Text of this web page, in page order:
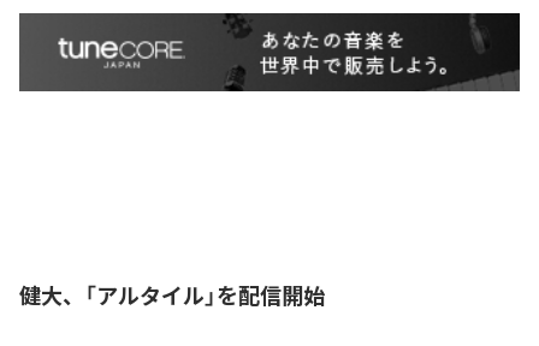
健大、「アルタイル」を配信開始